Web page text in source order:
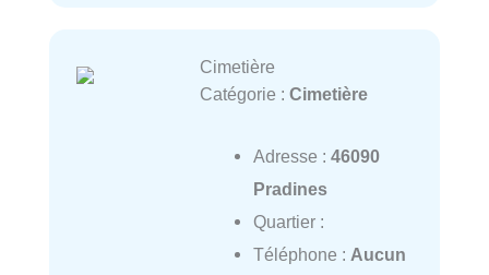
Cimetière
Catégorie : Cimetière
Adresse : 46090
Pradines
Quartier :
Téléphone : Aucun